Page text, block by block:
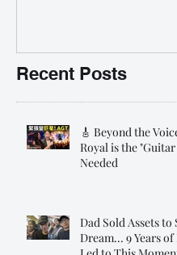
Recent Posts
🎸 Beyond the
Royal is the
Needed
Dad Sold Assets
Dream... 9 Years